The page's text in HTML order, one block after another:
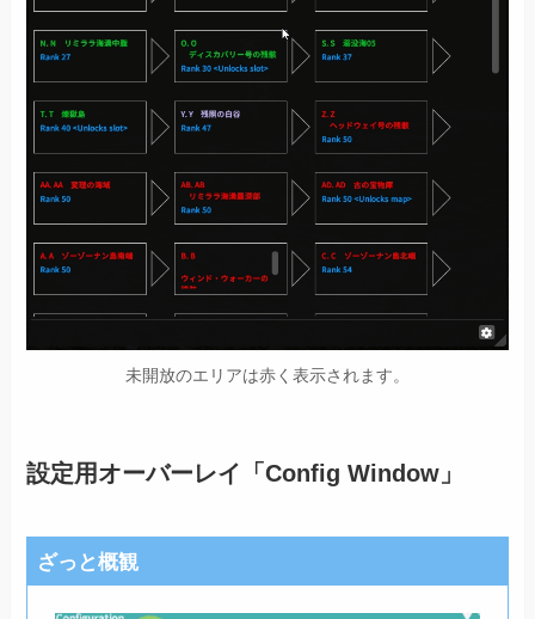
未開放のエリアは赤く表示されます。
設定用オーバーレイ「Config Window」
ざっと概観